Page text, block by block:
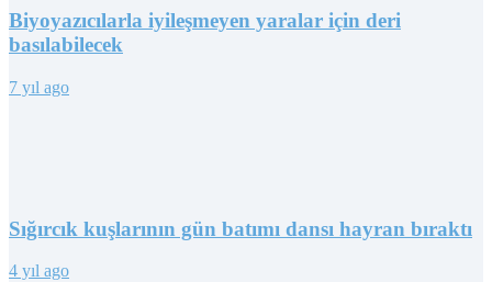
Biyoyazıcılarla iyileşmeyen yaralar için deri
basılabilecek
7 yıl ago
Sığırcık kuşlarının gün batımı dansı hayran bıraktı
4 yıl ago